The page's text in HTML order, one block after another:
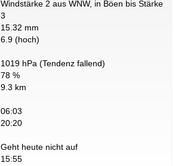
Windstärke 2 aus WNW, in Böen bis Stärke
3
15.32 mm
6.9 (hoch)
1019 hPa (Tendenz fallend)
78 %
9.3 km
06:03
20:20
Geht heute nicht auf
15:55